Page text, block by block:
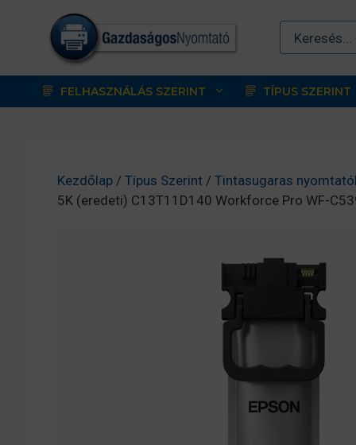
tartalomba
FELHASZNÁLÁS SZERINT TÍPUS SZERINT
Kezdőlap / Típus Szerint / Tintasugaras
5K (eredeti) C13T11D140 Workforce Pro WF-